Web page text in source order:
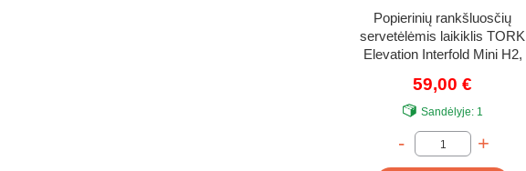
Popierinių rankšluosčių
servetėlėmis laikiklis TORK
Elevation Interfold Mini H2,
59,00 €
Sandėlyje:1
- +